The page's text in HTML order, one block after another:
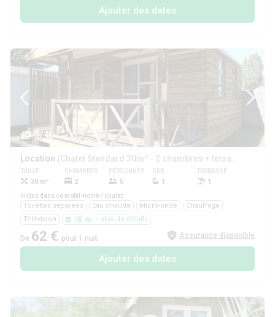
Ajouter des dates
1/4
Location (Chalet Standard 30m² - 2 chambres + terrasse couverte + TV)
TAILLE
30 m²
CHAMBRES
2
PERSONNES
5
SDB
1
TERRASSE
1
Inclus dans ce mobil-home / chalet
Toilettes séparées Eau chaude Micro-onde
Chauffage
Télévision
+ plus de détails
De 62 € pour 1 nuit Assurance disponible
Ajouter des dates